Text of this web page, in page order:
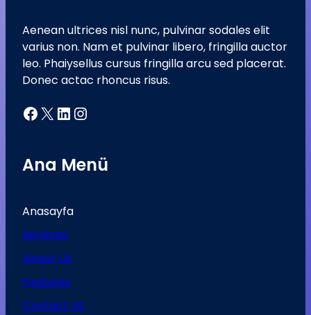
Aenean ultrices nisl nunc, pulvinar sodales elit
varius non. Nam et pulvinar libero, fringilla auctor
leo. Phaiysellus cursus fringilla arcu sed placerat.
Donec actac rhoncus risus.
Facebook X LinkedIn Instagram
Ana Menü
Anasayfa
Services
About Us
Features
Contact US